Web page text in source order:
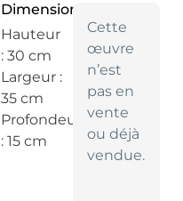
Dimensions
Hauteur
: 30 cm
Largeur :
35 cm
Profondeur
: 15 cm
Cette
œuvre
n’est
pas en
vente
ou déjà
vendue.